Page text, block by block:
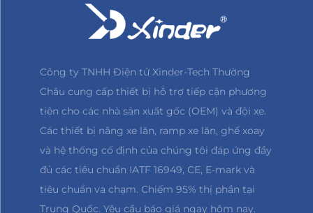
Công ty TNHH Điện tử Xinder-Tech Thường
Châu cung cấp thiết bị hỗ trợ tiếp cận phương
tiện cho các nhà sản xuất gốc (OEM) và đội xe.
Các thiết bị nâng xe lăn, ramp xe lăn, ghế xoay
và hệ thống cố định của chúng tôi đáp ứng đầy
đủ các tiêu chuẩn IATF 16949, CE, E-mark và
tiêu chuẩn va chạm. Chiếm 95% thị phần tại
Trung Quốc. Yêu cầu báo giá ngay hôm nay.